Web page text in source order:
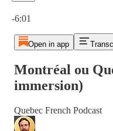
-6:01
Open in app
Montréal ou
immersion)
Quebec French Podcast